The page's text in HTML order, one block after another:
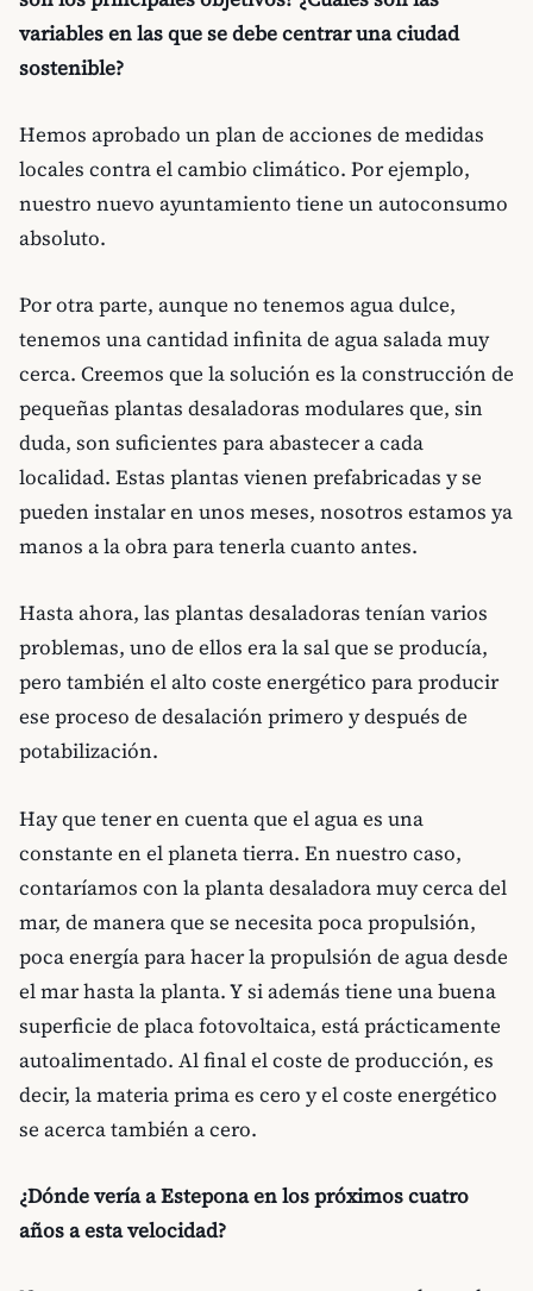
variables en las que se debe centrar una ciudad
sostenible?
Hemos aprobado un plan de acciones de medidas
locales contra el cambio climático. Por ejemplo,
nuestro nuevo ayuntamiento tiene un autoconsumo
absoluto.
Por otra parte, aunque no tenemos agua dulce,
tenemos una cantidad infinita de agua salada muy
cerca. Creemos que la solución es la construcción de
pequeñas plantas desaladoras modulares que, sin
duda, son suficientes para abastecer a cada
localidad. Estas plantas vienen prefabricadas y se
pueden instalar en unos meses, nosotros estamos ya
manos a la obra para tenerla cuanto antes.
Hasta ahora, las plantas desaladoras tenían varios
problemas, uno de ellos era la sal que se producía,
pero también el alto coste energético para producir
ese proceso de desalación primero y después de
potabilización.
Hay que tener en cuenta que el agua es una
constante en el planeta tierra. En nuestro caso,
contaríamos con la planta desaladora muy cerca del
mar, de manera que se necesita poca propulsión,
poca energía para hacer la propulsión de agua desde
el mar hasta la planta. Y si además tiene una buena
superficie de placa fotovoltaica, está prácticamente
autoalimentado. Al final el coste de producción, es
decir, la materia prima es cero y el coste energético
se acerca también a cero.
¿Dónde vería a Estepona en los próximos cuatro
años a esta velocidad?